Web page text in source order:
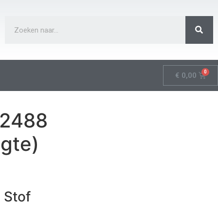
€ 0,00
Stof